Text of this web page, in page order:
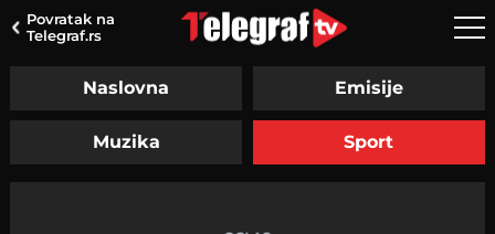
Povratak na
Telegraf.rs
Naslovna Emisije
Muzika Sport